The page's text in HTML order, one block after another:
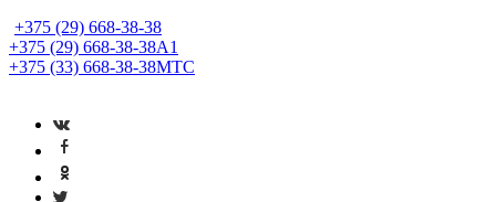
+375 (29) 668-38-38
+375 (29) 668-38-38A1
+375 (33) 668-38-38МТС